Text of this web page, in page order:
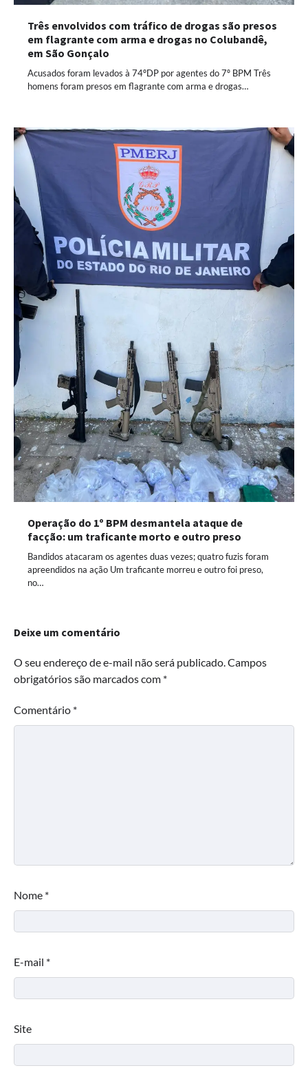
Três envolvidos com tráfico de drogas são presos
em flagrante com arma e drogas no Colubandê,
em São Gonçalo
Acusados foram levados à 74ºDP por agentes do 7º BPM Três
homens foram presos em flagrante com arma e drogas…
Operação do 1º BPM desmantela ataque de
facção: um traficante morto e outro preso
Bandidos atacaram os agentes duas vezes; quatro fuzis foram
apreendidos na ação Um traficante morreu e outro foi preso,
no…
Deixe um comentário
O seu endereço de e-mail não será publicado.Campos
obrigatórios são marcados com *
Comentário *
Nome *
E-mail *
Site